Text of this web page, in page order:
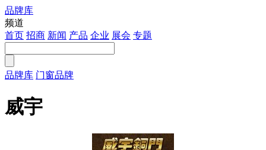
品牌库
频道
首页 招商 新闻 产品 企业 展会 专题
品牌库 门窗品牌
威宇